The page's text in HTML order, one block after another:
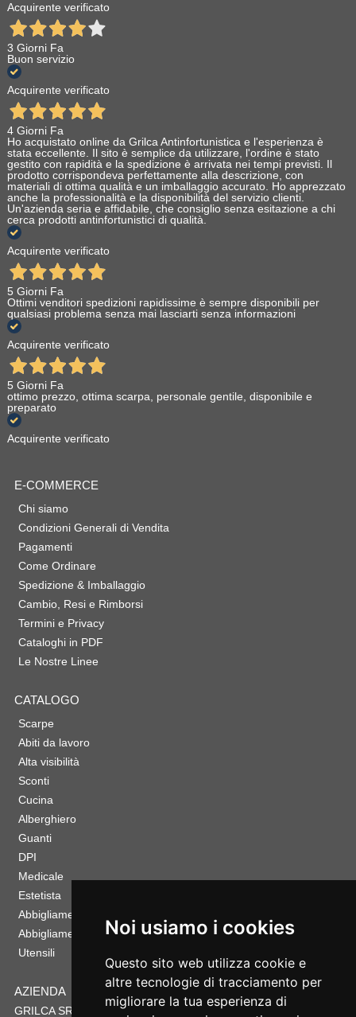
Noi usiamo i cookies
Questo sito web utilizza cookie e
altre tecnologie di tracciamento per
migliorare la tua esperienza di
Acquirente verificato
3 Giorni Fa
Buon servizio
Acquirente verificato
4 Giorni Fa
Ho acquistato online da Grilca Antinfortunistica e l'esperienza è
stata eccellente. Il sito è semplice da utilizzare, l'ordine è stato
gestito con rapidità e la spedizione è arrivata nei tempi previsti. Il
prodotto corrispondeva perfettamente alla descrizione, con
materiali di ottima qualità e un imballaggio accurato. Ho apprezzato
anche la professionalità e la disponibilità del servizio clienti.
Un'azienda seria e affidabile, che consiglio senza esitazione a chi
cerca prodotti antinfortunistici di qualità.
Acquirente verificato
5 Giorni Fa
Ottimi venditori spedizioni rapidissime è sempre disponibili per
qualsiasi problema senza mai lasciarti senza informazioni
Acquirente verificato
5 Giorni Fa
ottimo prezzo, ottima scarpa, personale gentile, disponibile e
preparato
Acquirente verificato
E-COMMERCE
Chi siamo
Condizioni Generali di Vendita
Pagamenti
Come Ordinare
Spedizione & Imballaggio
Cambio, Resi e Rimborsi
Termini e Privacy
Cataloghi in PDF
Le Nostre Linee
CATALOGO
Scarpe
Abiti da lavoro
Alta visibilità
Sconti
Cucina
Alberghiero
Guanti
DPI
Medicale
Estetista
Abbigliamento Sportivo
Abbigliamento Bambino
Utensili
AZIENDA
GRILCA SRL